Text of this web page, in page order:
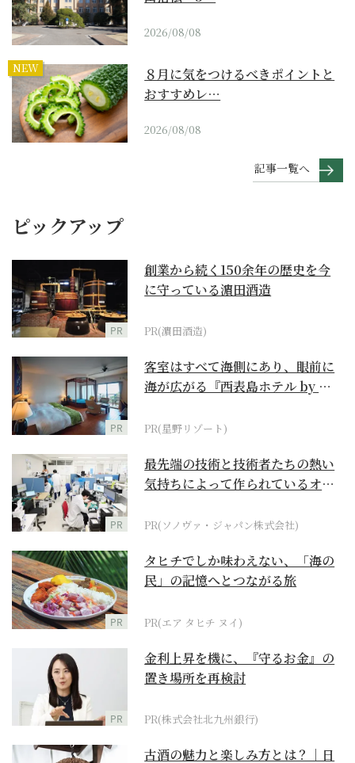
2026/08/08
NEW
８月に気をつけるべきポイントと
おすすめレ…
2026/08/08
記事一覧へ
ピックアップ
PR
創業から続く150余年の歴史を今
に守っている濵田酒造
PR(濵田酒造)
PR
客室はすべて海側にあり、眼前に
海が広がる『西表島ホテル by 星
PR(星野リゾート)
PR
最先端の技術と技術者たちの熱い
気持ちによって作られているオー
PR(ソノヴァ・ジャパン株式会社)
PR
タヒチでしか味わえない、「海の
民」の記憶へとつながる旅
PR(エア タヒチ ヌイ)
PR
金利上昇を機に、『守るお金』の
置き場所を再検討
PR(株式会社北九州銀行)
古酒の魅力と楽しみ方とは？｜日